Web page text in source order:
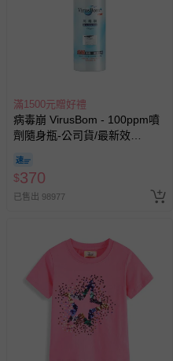
滿1500元贈好禮
病毒崩 VirusBom - 100ppm噴
劑隨身瓶-公司貨/最新效
$370
已售出 98977